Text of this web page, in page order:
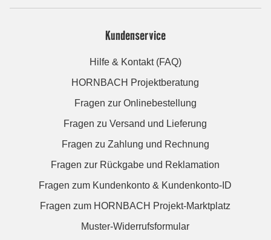
Kundenservice
Hilfe & Kontakt (FAQ)
HORNBACH Projektberatung
Fragen zur Onlinebestellung
Fragen zu Versand und Lieferung
Fragen zu Zahlung und Rechnung
Fragen zur Rückgabe und Reklamation
Fragen zum Kundenkonto & Kundenkonto-ID
Fragen zum HORNBACH Projekt-Marktplatz
Muster-Widerrufsformular